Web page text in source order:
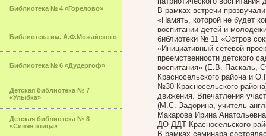
Библиотека № 4 «Горелово»
Библиотека им. А.Ф.Можайского
Библиотека № 6 «Дудергоф»
Детская библиотека № 7
«Улыбка»
Детская библиотека № 8
«Синяя птица»
В рамках встречи
«Память, которой не будет
воспитании детей и
библиотеки № 11 «Остров
«Инициативный сетевой
преемственности детского
воспитания» (Е.В. Паскаль,
Красносельского района и
№30 Красносельского
движения. Впечатления
(М.С. Задорина, учитель
Макарова Ирина
ДО ДДТ Красносельского
В рамках семинара